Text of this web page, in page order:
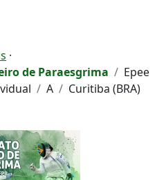
·
de Paraesgrima
Epee
A
Curitiba (BRA)